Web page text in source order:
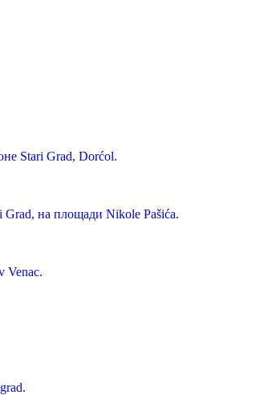
Stari Grad, Dorćol.
Grad, на площади Nikole Pašića.
Venac.